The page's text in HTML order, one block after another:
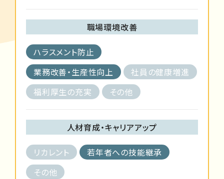
職場環境改善
ハラスメント防止
業務改善・生産性向上
社員の健康増進
福利厚生の充実
その他
人材育成・キャリアアップ
リカレント
若年者への技能継承
その他